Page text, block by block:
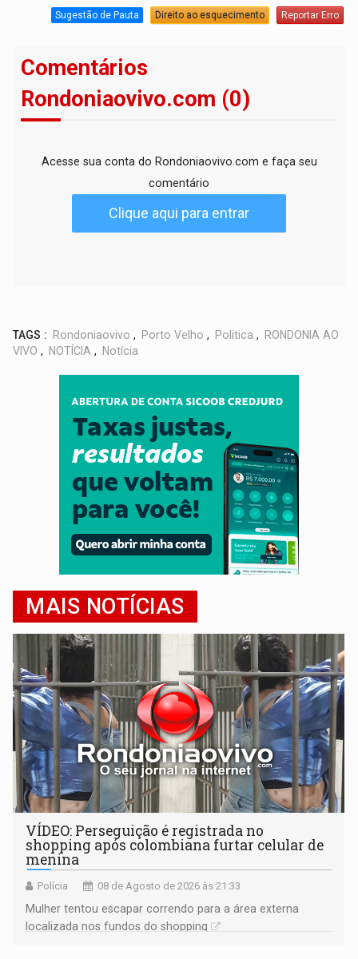
Sugestão de Pauta Direito ao esquecimento Reportar Erro
Comentários
Rondoniaovivo.com (0)
Acesse sua conta do Rondoniaovivo.com e faça seu
comentário
Clique aqui para entrar
TAGS : Rondoniaovivo , Porto Velho , Politica ,
RONDONIA AO
VIVO , NOTÍCIA , Notícia
MAIS NOTÍCIAS
VÍDEO: Perseguição é registrada no
shopping após colombiana furtar celular de
menina
Polícia 08 de Agosto de 2026 às 21:33
Mulher tentou escapar correndo para a área externa
localizada nos fundos do shopping